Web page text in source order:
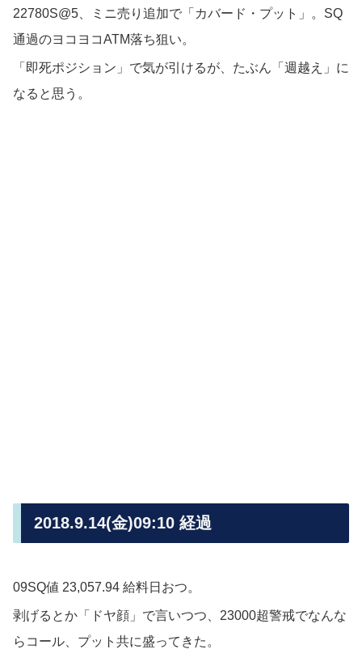
22780S@5、ミニ売り追加で「カバード・プット」。SQ
通過のヨコヨコATM落ち狙い。
「即死ポジション」で気が引けるが、たぶん「週越え」に
なると思う。
2018.9.14(金)09:10 経過
09SQ値 23,057.94 給料日おつ。
剥げるとか「ドヤ顔」で言いつつ、23000超警戒でなんな
らコール、プット共に盛ってきた。